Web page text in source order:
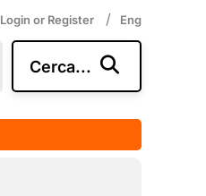
Login or Register / Eng
Cerca...